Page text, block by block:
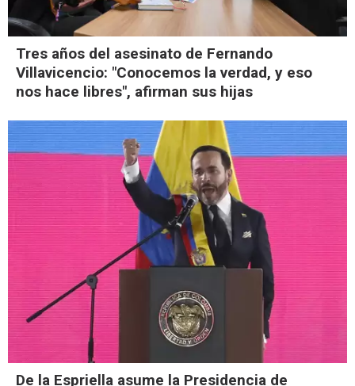
Tres años del asesinato de Fernando
Villavicencio: "Conocemos la verdad, y eso
nos hace libres", afirman sus hijas
De la Espriella asume la Presidencia de